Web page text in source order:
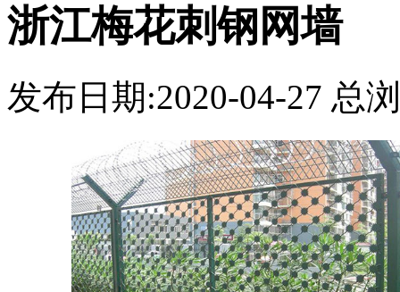
浙江梅花刺钢网墙
发布日期:2020-04-27 总